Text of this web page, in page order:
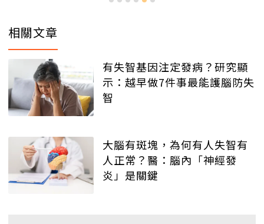
相關文章
有失智基因注定發病？研究顯
示：越早做7件事最能護腦防失
智
大腦有斑塊，為何有人失智有
人正常？醫：腦內「神經發
炎」是關鍵